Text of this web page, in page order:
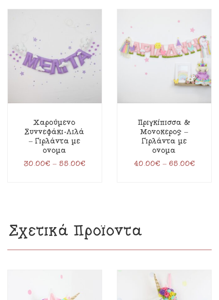
Χαρούμενο
Συννεφάκι-Λιλά
– Γιρλάντα με
όνομα
30.00€ – 55.00€
Πριγκίπισσα &
Μονόκερος –
Γιρλάντα με
όνομα
40.00€ – 65.00€
Σχετικά Προϊόντα